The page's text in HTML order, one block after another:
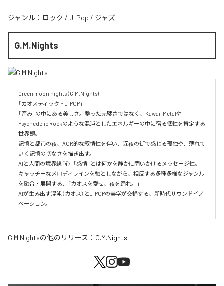
ジャンル： ロック / J-Pop / ジャズ
G.M.Nights
​Green moon nights（G.M.Nights)
「カオスティック・J-POP」
「歪み」の中にある美しさ。整った完璧さではなく、Kawaii Metalや
Psychedelic Rockのような混沌としたエネルギーの中に宿る個性を肯定する
世界観。
​記憶と都市の夜、AOR的な叙情性を伴い、深夜の街で感じる孤独や、薄れて
いく記憶の切なさを描き出す。
​AIと人間の境界線「心」「感情」とは何かを静かに問いかけるメッセージ性。
キャッチーなメロディラインを軸としながら、相反する多種多様なジャンル
を融合・展開する、「カオスを愛せ、夜を踊れ。」
AIが生み出す混沌（カオス）とJ-POPの美学が交錯する、新時代サウンドイノ
ベーション。
G.M.Nightsの他のリリース： G.M.Nights